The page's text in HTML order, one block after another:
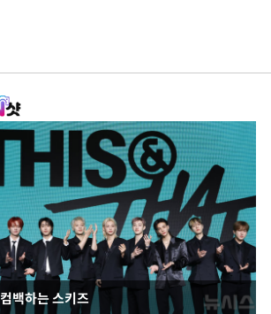
컴백하는 스키즈
입추 코앞인데 전국엔 찜통 더위